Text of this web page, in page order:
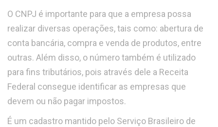
O CNPJ é importante para que a empresa possa
realizar diversas operações, tais como: abertura de
conta bancária, compra e venda de produtos, entre
outras. Além disso, o número também é utilizado
para fins tributários, pois através dele a Receita
Federal consegue identificar as empresas que
devem ou não pagar impostos.
É um cadastro mantido pelo Serviço Brasileiro de